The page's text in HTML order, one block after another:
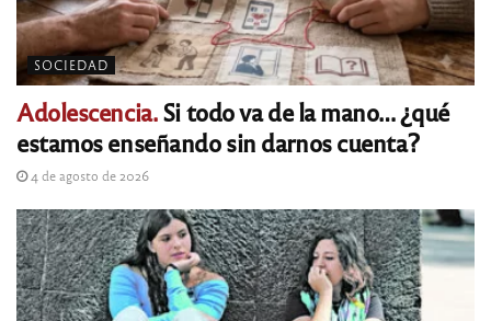
SOCIEDAD
Adolescencia.Si todo va de la mano… ¿qué
estamos enseñando sin darnos cuenta?
4 de agosto de 2026